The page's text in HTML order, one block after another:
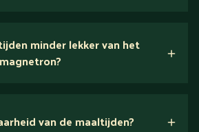
voedingsexperts
minder lekker van het
van de maaltijden?